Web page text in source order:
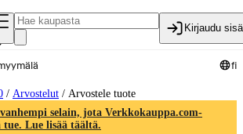
Kirjaudu
fi
/ Arvostelut / Arvostele tuote
selain, jota Verkkokauppa.com-
tue. Lue lisää täältä.